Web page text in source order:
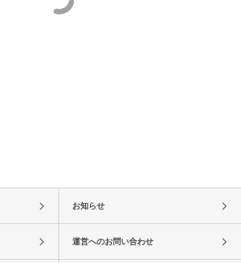
お知らせ
運営へのお問い合わせ